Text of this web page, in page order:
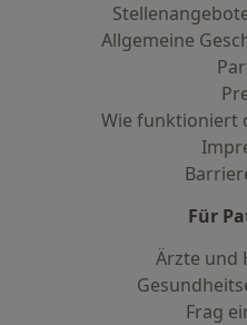
Allgemeine
Wie funktioniert
Für
Ärzte und
Frag